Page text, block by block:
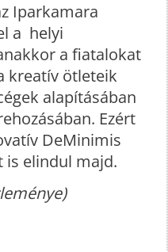
Iparkamara
a helyi
a fiatalokat
kreatív ötleteik
alapításában
Ezért
DeMinimis
elindul majd.